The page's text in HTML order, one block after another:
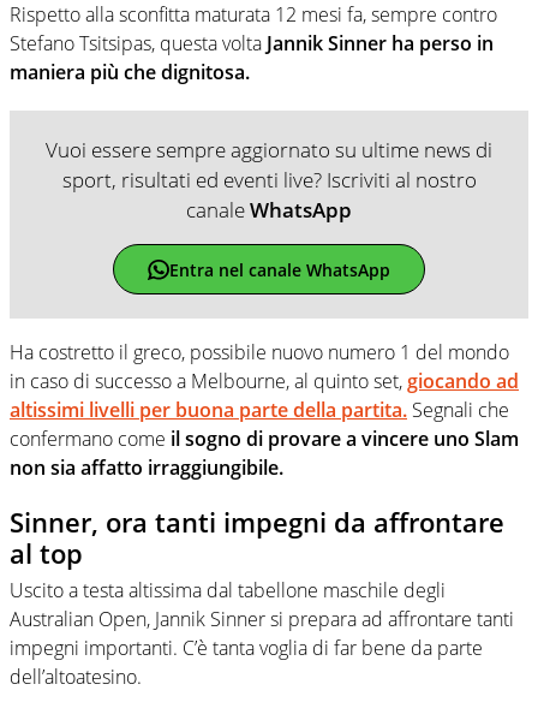
Rispetto alla sconfitta maturata 12 mesi fa, sempre contro
Stefano Tsitsipas, questa volta Jannik Sinner ha perso in
maniera più che dignitosa.
Vuoi essere sempre aggiornato su ultime news di
sport, risultati ed eventi live? Iscriviti al nostro
canaleWhatsApp
Entra nel canale WhatsApp
Ha costretto il greco, possibile nuovo numero 1 del mondo
in caso di successo a Melbourne, al quinto set,giocando ad
altissimi livelli per buona parte della partita. Segnali che
confermano come il sogno di provare a vincere uno Slam
non sia affatto irraggiungibile.
Sinner, ora tanti impegni da affrontare
al top
Uscito a testa altissima dal tabellone maschile degli
Australian Open, Jannik Sinner si prepara ad affrontare tanti
impegni importanti. C’è tanta voglia di far bene da parte
dell’altoatesino.